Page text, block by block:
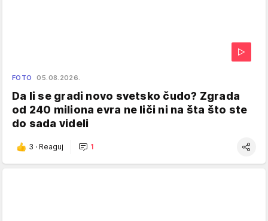
FOTO 05.08.2026.
Da li se gradi novo svetsko čudo? Zgrada
od 240 miliona evra ne liči ni na šta što ste
do sada videli
3 · Reaguj 1